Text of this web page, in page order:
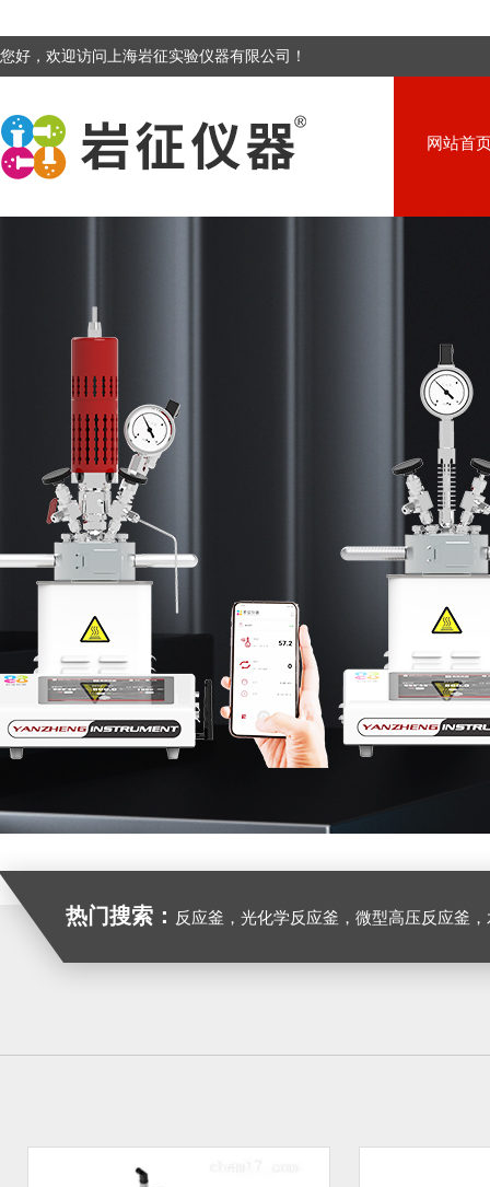
您好，欢迎访问上海岩征实验仪器有限公司！
网站首
热门搜索： 反应釜，光化学反应釜，微型高压反应釜